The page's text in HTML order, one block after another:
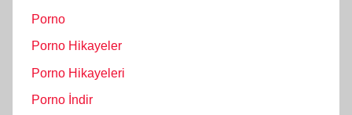
Porno
Porno Hikayeler
Porno Hikayeleri
Porno İndir